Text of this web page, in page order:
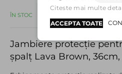
ÎN STOC
Jambiere protecție
șpalț Lava Brown,
Citeste mai multe
ACCEPTA TOATE